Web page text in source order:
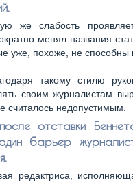
же слабость
менял названия
уже, похоже, не способны
такому стилю
своим журналистам
считалось недопустимым.
отставки
барьер
редактриса,